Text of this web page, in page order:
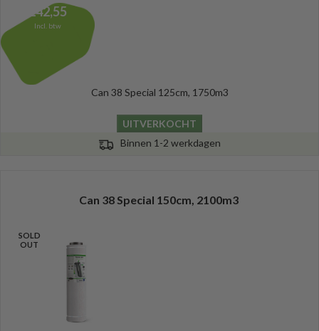
242,55
Incl. btw
Can 38 Special 125cm, 1750m3
UITVERKOCHT
Binnen 1-2 werkdagen
Can 38 Special 150cm, 2100m3
SOLD
OUT